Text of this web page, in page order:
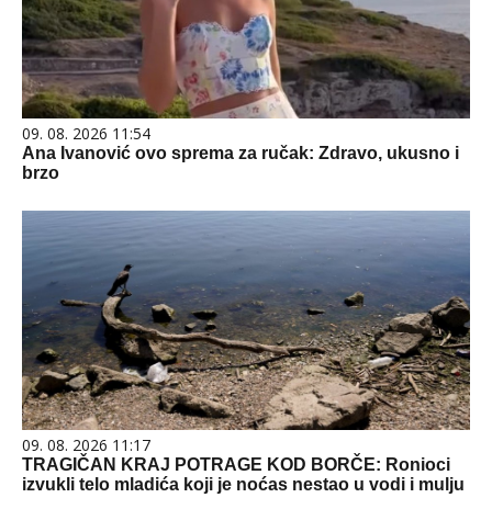
09. 08. 2026 11:54
Ana Ivanović ovo sprema za ručak: Zdravo, ukusno i
brzo
09. 08. 2026 11:17
TRAGIČAN KRAJ POTRAGE KOD BORČE: Ronioci
izvukli telo mladića koji je noćas nestao u vodi i mulju